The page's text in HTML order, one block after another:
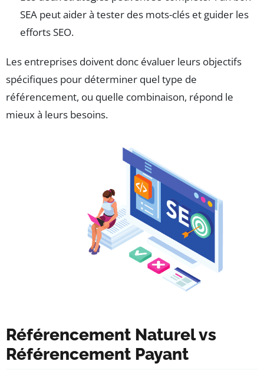
SEA peut aider à tester des mots-clés et guider les
efforts SEO.
Les entreprises doivent donc évaluer leurs objectifs
spécifiques pour déterminer quel type de
référencement, ou quelle combinaison, répond le
mieux à leurs besoins.
Référencement Naturel vs
Référencement Payant